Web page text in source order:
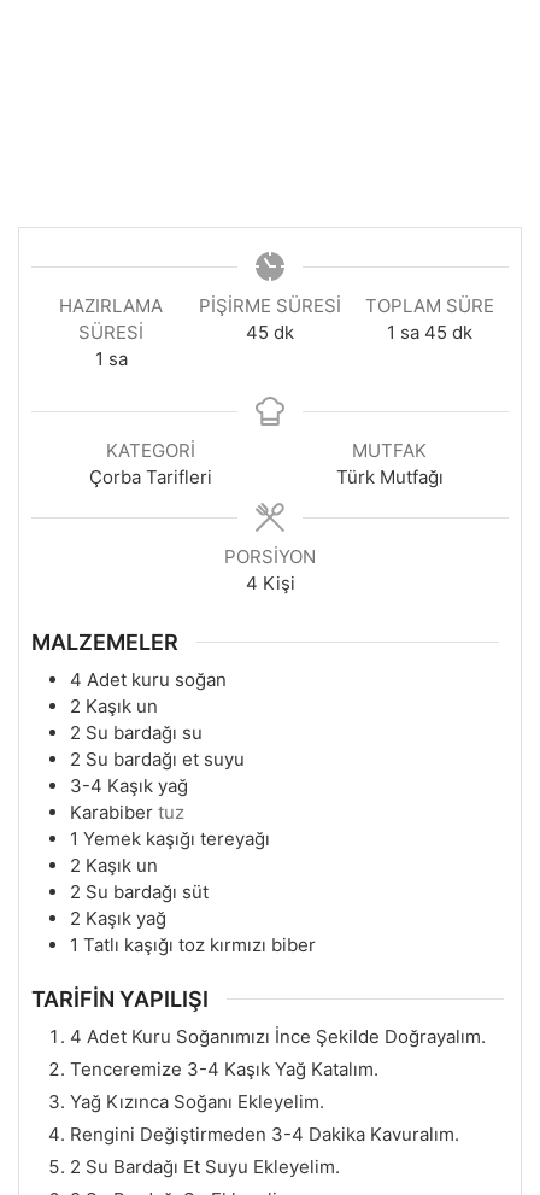
HAZIRLAMA
SÜRESI
1 saat
sa
PIŞIRME SÜRESI
45 dakika
dk
TOPLAM SÜRE
1 saat
sa 45dakika
dk
KATEGORI
Çorba Tarifleri
MUTFAK
Türk Mutfağı
PORSIYON
4 Kişi
MALZEMELER
4 Adet kuru soğan
2 Kaşık un
2 Su bardağı su
2 Su bardağı et suyu
3-4 Kaşık yağ
Karabiber tuz
1 Yemek kaşığı tereyağı
2 Kaşık un
2 Su bardağı süt
2 Kaşık yağ
1 Tatlı kaşığı toz kırmızı biber
TARİFİN YAPILIŞI
4 Adet Kuru Soğanımızı İnce Şekilde Doğrayalım.
Tenceremize 3-4 Kaşık Yağ Katalım.
Yağ Kızınca Soğanı Ekleyelim.
Rengini Değiştirmeden 3-4 Dakika Kavuralım.
2 Su Bardağı Et Suyu Ekleyelim.